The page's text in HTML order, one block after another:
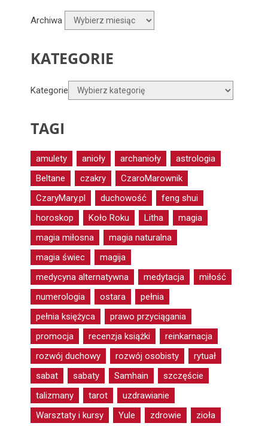
Archiwa
KATEGORIE
Kategorie
TAGI
amulety anioły archanioły
astrologia
Beltane
czakry
CzaroMarownik
CzaryMary.pl
duchowość
feng shui
horoskop
Koło Roku Litha
magia
magia miłosna
magia naturalna
magia świec
magija
medycyna alternatywna
medytacja
miłość
numerologia
ostara
pełnia
pełnia księżyca
prawo przyciągania
promocja
recenzja książki
reinkarnacja
rozwój duchowy
rozwój osobisty
rytuał
sabat
sabaty Samhain
szczęście
talizmany
tarot
uzdrawianie
Warsztaty i kursy
Yule zdrowie zioła